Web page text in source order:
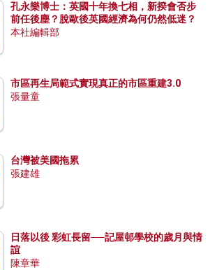
孔永樂博士：英國十年換七相，新揆會否步
前任後塵？脫歐後英國經濟為何仍然低迷？
本社編輯部
市區再生局範式實現真正的市區重建3.0
張量童
台灣被美國拖累
張建雄
日落以後 彩虹長留──記屋邨學校的歲月與情
誼
陳章華